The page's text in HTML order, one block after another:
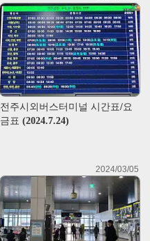
전주시외버스터미널 시간표/요
금표 (2024.7.24)
2024/03/05